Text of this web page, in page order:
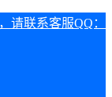
请联系客服QQ：